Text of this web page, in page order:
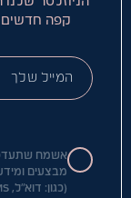
קפה חדשים
אשמח
מבצעים
(כגון: דוא"ל, SMS, טלפון, דואר וכדו') בהתאם